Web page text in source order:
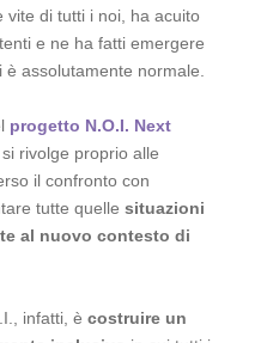
vite di tutti i noi, ha acuito
e ne ha fatti emergere
assolutamente normale.
progetto N.O.I. Next
rivolge proprio alle
il confronto con
tutte quelle situazioni
al nuovo contesto di
infatti, è costruire un